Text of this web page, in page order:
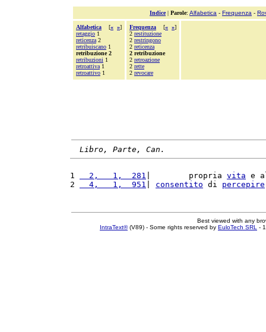
Indice| Parole: Alfabetica - Frequenza -
Alfabetica [« »]
retaggio 1
reticenza 2
retribuiscano 1
retribuzione 2
retribuzioni 1
retroattiva 1
retroattivo 1
Frequenza [« »]
2 restituzione
2 restringono
2 reticenza
2 retribuzione
2 retroazione
2 rette
2 revocare
Libro, Parte, Can.
1
  2,   1,  281
|        propria vita e
2
  4,   1,  951
consentito di percepire
Best viewed with any
IntraText®(V89) - Some rights reserved by EuloTech SRL -